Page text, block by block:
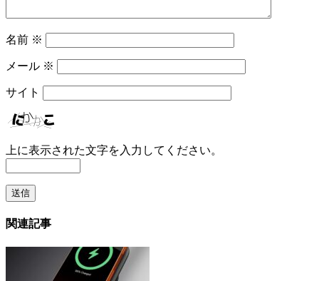
名前 ※
メール ※
サイト
上に表示された文字を入力してください。
関連記事